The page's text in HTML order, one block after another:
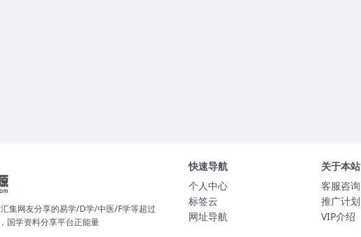
集网友分享的易学/D学/中医/F学等超过
国学资料分享平台正能量
快速导航
个人中心
标签云
网址导航
关于本站
客服咨询
推广计划
VIP介绍